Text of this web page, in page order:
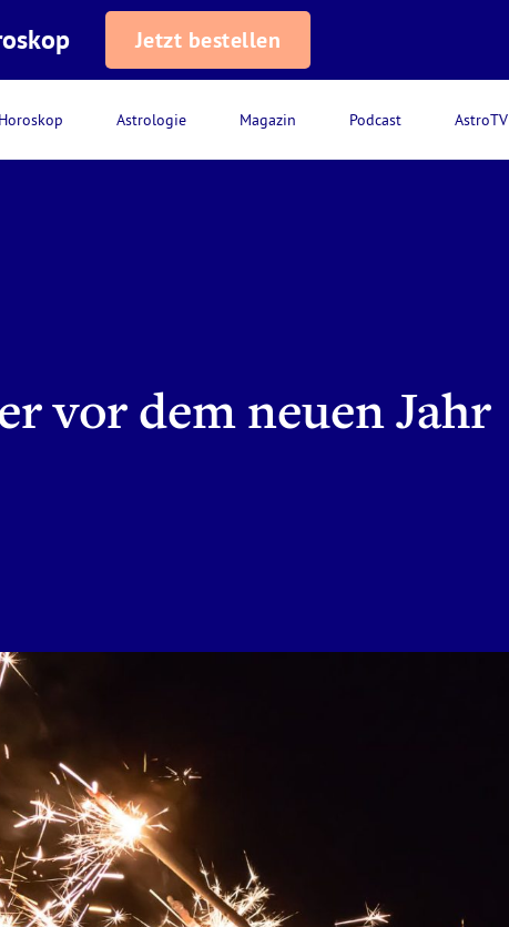
Astrologie Magazin Podcast AstroTV
Jetzt bestellen
vor dem neuen Jahr